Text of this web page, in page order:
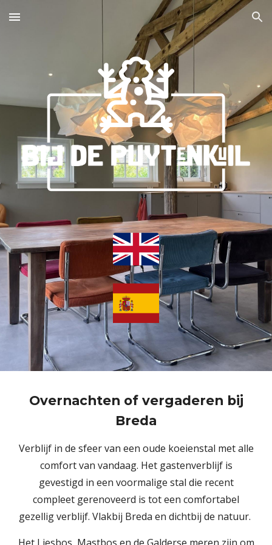
Skip to main content Skip to navigation
Overnachten of vergaderen bij
Breda
Verblijf in de sfeer van een oude koeienstal met alle
comfort van vandaag. Het gastenverblijf is
gevestigd in een voormalige stal die recent
compleet gerenoveerd is tot een comfortabel
gezellig verblijf. Vlakbij Breda en dichtbij de natuur.